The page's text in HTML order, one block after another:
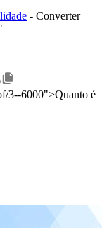
- Converter
3--6000">Quanto é